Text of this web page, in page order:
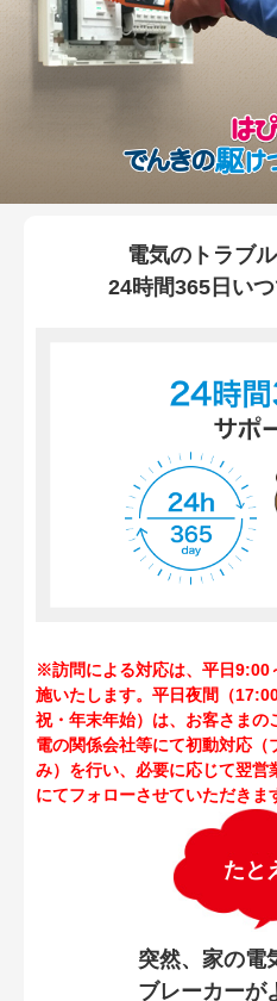
電気のトラブ
24時間365日い
※訪問による対応は、平日9:00
施いたします。平日夜間（
祝・年末年始）は、お客さまの
電の関係会社等にて初動対応
み）を行い、必要に応じて翌営
にてフォローさせていただきま
たと
突然、家の電
ブレーカーが